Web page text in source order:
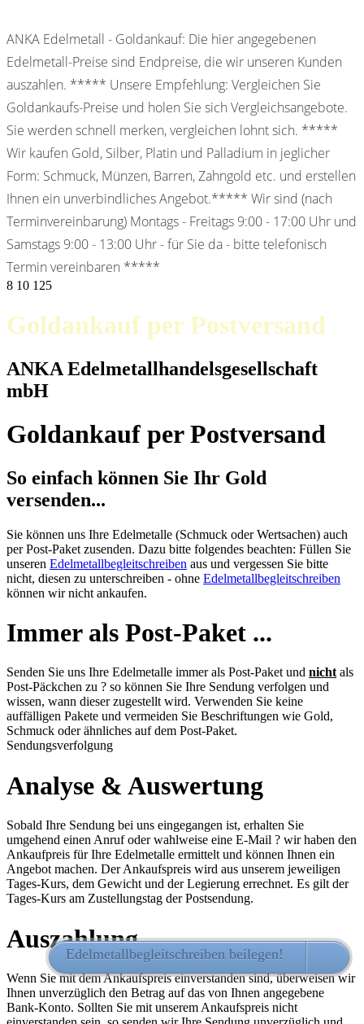
ANKA Edelmetall - Goldankauf: Die hier angegebenen
Edelmetall-Preise sind Endpreise, die wir unseren Kunden
auszahlen. ***** Unsere Empfehlung: Vergleichen Sie
Goldankaufs-Preise und holen Sie sich Vergleichsangebote.
Sie werden schnell merken, vergleichen lohnt sich. *****
Wir kaufen Gold, Silber, Platin und Palladium in jeglicher
Form: Schmuck, Münzen, Barren, Zahngold etc. und erstellen
Ihnen ein unverbindliches Angebot.***** Wir sind (nach
Terminvereinbarung) Montags - Freitags 9:00 - 17:00 Uhr und
Samstags 9:00 - 13:00 Uhr - für Sie da - bitte telefonisch
Termin vereinbaren *****
8 10 125
Goldankauf per Postversand
ANKA Edelmetallhandelsgesellschaft
mbH
Goldankauf per Postversand
So einfach können Sie Ihr Gold
versenden...
Sie können uns Ihre Edelmetalle (Schmuck oder Wertsachen) auch
per Post-Paket zusenden. Dazu bitte folgendes beachten: Füllen Sie
unseren Edelmetallbegleitschreiben aus und vergessen Sie bitte
nicht, diesen zu unterschreiben - ohne Edelmetallbegleitschreiben
können wir nicht ankaufen.
Immer als Post-Paket ...
Senden Sie uns Ihre Edelmetalle immer als Post-Paket und nichtals
Post-Päckchen zu ? so können Sie Ihre Sendung verfolgen und
wissen, wann dieser zugestellt wird. Verwenden Sie keine
auffälligen Pakete und vermeiden Sie Beschriftungen wie Gold,
Schmuck oder ähnliches auf dem Post-Paket.
Sendungsverfolgung
Analyse & Auswertung
Sobald Ihre Sendung bei uns eingegangen ist, erhalten Sie
umgehend einen Anruf oder wahlweise eine E-Mail ? wir haben den
Ankaufpreis für Ihre Edelmetalle ermittelt und können Ihnen ein
Angebot machen. Der Ankaufspreis wird aus unserem jeweiligen
Tages-Kurs, dem Gewicht und der Legierung errechnet. Es gilt der
Tages-Kurs am Zustellungstag der Postsendung.
Auszahlung
Wenn Sie mit dem Ankaufspreis einverstanden sind, überweisen wir
Ihnen unverzüglich den Betrag auf das von Ihnen angegebene
Bank-Konto. Sollten Sie mit unserem Ankaufspreis nicht
Edelmetallbegleitschreiben beilegen! HIER